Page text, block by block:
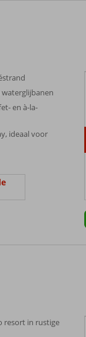
en à-la-
ideaal voor
resort in rustige